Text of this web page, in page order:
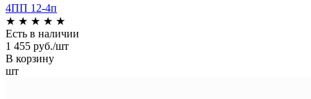
4ПП 12-4п
★ ★ ★ ★ ★
Есть в наличии
1 455 руб./шт
В корзину
шт